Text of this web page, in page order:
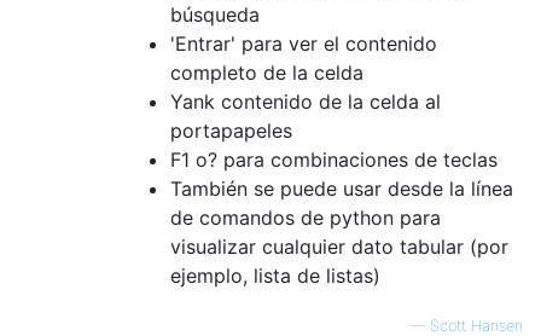
búsqueda
'Entrar' para ver el contenido
completo de la celda
Yank contenido de la celda al
portapapeles
F1 o? para combinaciones de teclas
También se puede usar desde la línea
de comandos de python para
visualizar cualquier dato tabular (por
ejemplo, lista de listas)
— Scott Hansen